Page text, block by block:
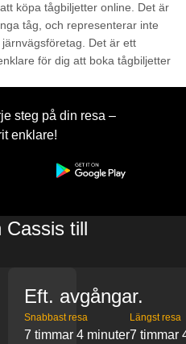
köpa tågbiljetter online. Det är
tåg, och representerar inte
Det är ett
för dig att boka tågbiljetter
steg på din resa –
enklare!
Cassis till
Eft. avgångar.
Snabbast resa
7 timmar 4 minuter
Längst resa
7 timmar